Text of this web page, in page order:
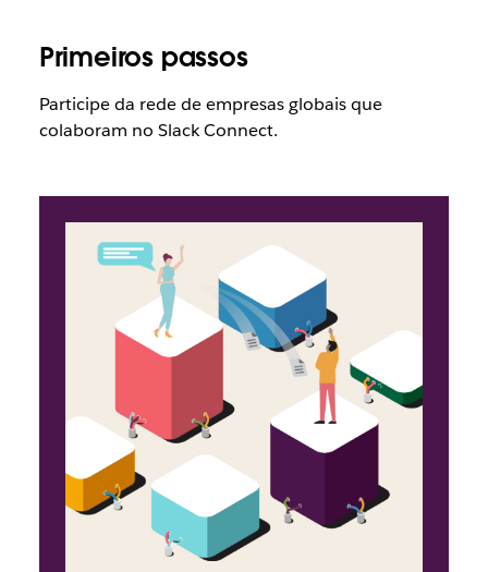
Primeiros passos
Participe da rede de empresas globais que
colaboram no Slack Connect.